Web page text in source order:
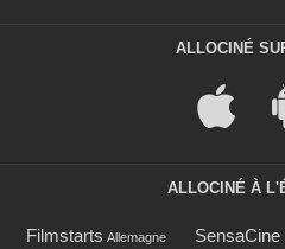
ALLOCINÉ
ALLOCINÉ À
Filmstarts Allemagne SensaCine